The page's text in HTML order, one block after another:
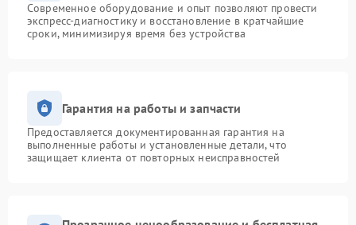
Современное оборудование и опыт позволяют провести
экспресс-диагностику и восстановление в кратчайшие
сроки, минимизируя время без устройства
Гарантия на работы и запчасти
Предоставляется документированная гарантия на
выполненные работы и установленные детали, что
защищает клиента от повторных неисправностей